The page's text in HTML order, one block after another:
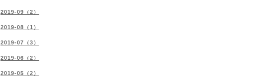
2019-09（2）
2019-08（1）
2019-07（3）
2019-06（2）
2019-05（2）